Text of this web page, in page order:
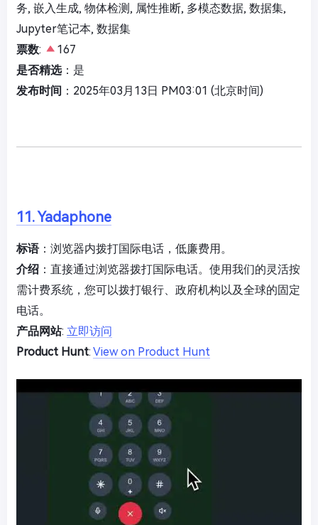
务, 嵌入生成, 物体检测, 属性推断, 多模态数据, 数据集,
Jupyter笔记本, 数据集
票数:
167
是否精选：是
发布时间 ：2025年03月13日 PM03:01 (北京时间)
11. Yadaphone
标语：浏览器内拨打国际电话，低廉费用。
介绍 ：直接通过浏览器拨打国际电话。使用我们的灵活按
需计费系统，您可以拨打银行、政府机构以及全球的固定
电话。
产品网站: 立即访问
Product Hunt: View on Product Hunt